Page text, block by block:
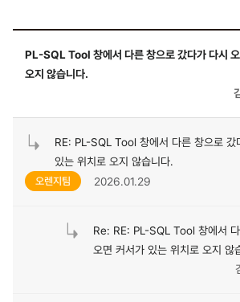
PL-SQL Tool 창에서 다른 창으로 갔다가 다시
오지 않습니다.
RE: PL-SQL Tool 창에서 다른 창으로 갔
있는 위치로 오지 않습니다.
오렌지팀 2026.01.29
Re: RE: PL-SQL Tool 창에서 다
오면 커서가 있는 위치로 오지 않